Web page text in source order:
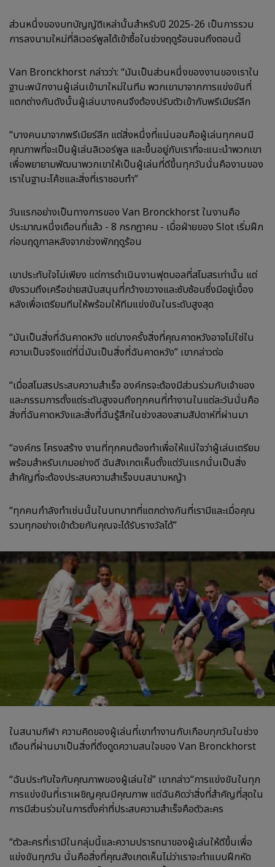
ส่วนหนึ่งของบทบัญญัติเหล่านั้นสำหรับปี 2025-26 เป็นการรวม
การลงนามใหม่ที่ลิเวอร์พูลได้เข้าซื้อในช่วงฤดูร้อนจนถึงตอนนี้
Van Bronckhorst กล่าวว่า: “มันเป็นส่วนหนึ่งของงานของเราใน
ฐานะพนักงานผู้เล่นเข้ามาใหม่ในทีม พวกเขามาจากการแข่งขันที่
แตกต่างกันดังนั้นผู้เล่นบางคนจึงต้องปรับตัวเข้ากับพรีเมียร์ลีก
“บางคนมาจากพรีเมียร์ลีก แต่สิ่งหนึ่งที่แน่นอนคือผู้เล่นทุกคนมี
คุณภาพที่จะเป็นผู้เล่นลิเวอร์พูล และขึ้นอยู่กับเราที่จะแนะนำพวกเขา
เพื่อพยายามพัฒนาพวกเขาให้เป็นผู้เล่นที่ดีขึ้นทุกวันนั่นคืองานของ
เราในฐานะโค้ชและสิ่งที่เราชอบทำ”
วันแรกอย่างเป็นทางการของ Van Bronckhorst ในงานคือ
ประมาณหนึ่งเดือนที่แล้ว - 8 กรกฎาคม - เมื่อฝ่ายของ Slot เริ่มฝึก
ก่อนฤดูกาลหลังจากช่วงพักฤดูร้อน
เขาประทับใจไม่เพียง แต่การดำเนินงานฟุตบอลที่สโมสรเท่านั้น แต่
ยังรวมถึงเครือข่ายสนับสนุนที่กว้างขวางและซับซ้อนซึ่งมีอยู่เบื้อง
หลังเพื่อเตรียมทีมให้พร้อมให้ทีมแข่งขันในระดับสูงสุด
“มันเป็นสิ่งที่ฉันคาดหวัง แต่บางครั้งสิ่งที่คุณคาดหวังอาจไม่ใช่ใน
ความเป็นจริงแต่ที่นี่มันเป็นสิ่งที่ฉันคาดหวัง” เขากล่าวต่อ
“เมื่อสโมสรประสบความสำเร็จ องค์กรจะต้องมีส่วนร่วมกับเจ้าของ
และกรรมการตั้งแต่ระดับสูงจนถึงทุกคนที่ทำงานในแต่ละวันนั่นคือ
สิ่งที่ฉันคาดหวังและสิ่งที่ฉันรู้สึกในช่วงสองสามสัปดาห์ที่ผ่านมา
“องค์กร โครงสร้าง งานที่ทุกคนต้องทำเพื่อให้แน่ใจว่าผู้เล่นเตรียม
พร้อมสำหรับเกมอย่างดี ฉันสังเกตเห็นตั้งแต่วันแรกนั่นเป็นสิ่ง
สำคัญที่จะต้องประสบความสำเร็จบนสนามหญ้า
“ทุกคนกำลังทำเช่นนั้นในบทบาทที่แตกต่างกันที่เรามีและเมื่อคุณ
รวมทุกอย่างเข้าด้วยกันคุณจะได้รับรางวัลได้”
ในสนามกีฬา ความคิดของผู้เล่นที่เขาทำงานกับเกือบทุกวันในช่วง
เดือนที่ผ่านมาเป็นสิ่งที่ดึงดูดความสนใจของ Van Bronckhorst
“ฉันประทับใจกับคุณภาพของผู้เล่นใช่” เขากล่าว“การแข่งขันในทุก
การแข่งขันที่เราเผชิญคุณมีคุณภาพ แต่ฉันคิดว่าสิ่งที่สำคัญที่สุดใน
การมีส่วนร่วมในการตั้งค่าที่ประสบความสำเร็จคือตัวละคร
“ตัวละครที่เรามีในกลุ่มนี้และความปรารถนาของผู้เล่นให้ดีขึ้นเพื่อ
แข่งขันทุกวัน นั่นคือสิ่งที่คุณสังเกตเห็นไม่ว่าเราจะทำแบบฝึกหัด